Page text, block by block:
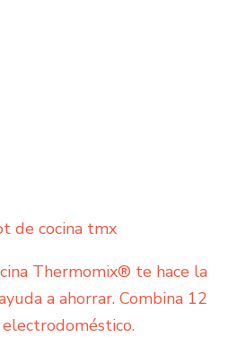
Thermomix® te hace la
a ahorrar. Combina 12